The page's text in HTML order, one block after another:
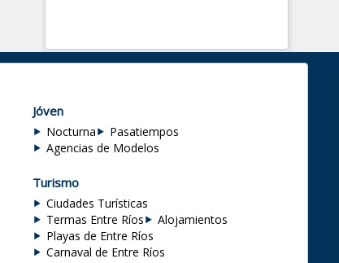
Jóven
Nocturna
Pasatiempos
Agencias de Modelos
Turismo
Ciudades Turísticas
Termas Entre Ríos
Alojamientos
Playas de Entre Ríos
Carnaval de Entre Ríos